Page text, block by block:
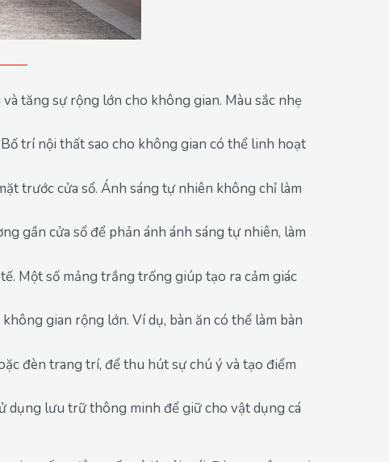
tăng sự rộng lớn cho không gian. Màu sắc nhẹ
trí nội thất sao cho không gian có thể linh hoạt
trước cửa sổ. Ánh sáng tự nhiên không chỉ làm
gần cửa sổ để phản ánh ánh sáng tự nhiên, làm
Một số mảng trắng trống giúp tạo ra cảm giác
gian rộng lớn. Ví dụ, bàn ăn có thể làm bàn
đèn trang trí, để thu hút sự chú ý và tạo điểm
dụng lưu trữ thông minh để giữ cho vật dụng cá